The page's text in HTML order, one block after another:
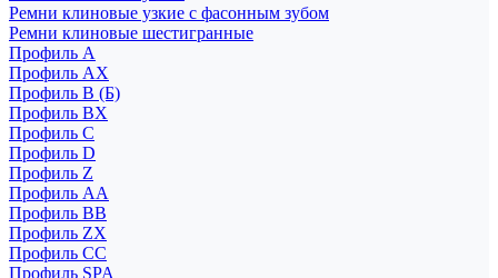
Ремни клиновые узкие с фасонным зубом
Ремни клиновые шестигранные
Профиль A
Профиль AX
Профиль B (Б)
Профиль BX
Профиль C
Профиль D
Профиль Z
Профиль АА
Профиль BB
Профиль ZX
Профиль CC
Профиль SPA